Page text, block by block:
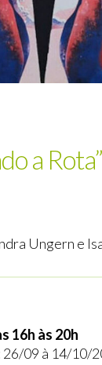
a Rota”
Ungern e
16h às 20h
09 à 14/10/